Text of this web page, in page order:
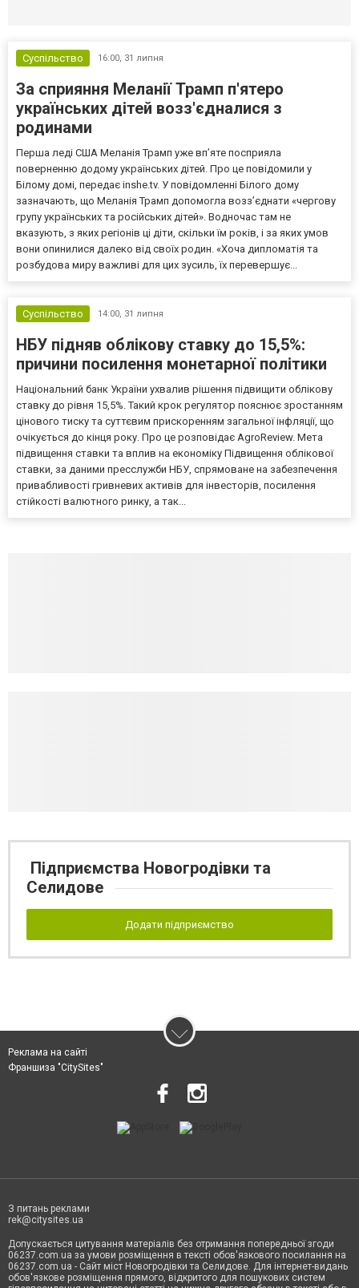
Суспільство 16:00, 31 липня
За сприяння Меланії Трамп п'ятеро
українських дітей возз'єдналися з
родинами
Перша леді США Меланія Трамп уже впʼяте посприяла
поверненню додому українських дітей. Про це повідомили у
Білому домі, передає inshe.tv. У повідомленні Білого дому
зазначають, що Меланія Трамп допомогла возз’єднати «чергову
групу українських та російських дітей». Водночас там не
вказують, з яких регіонів ці діти, скільки їм років, і за яких умов
вони опинилися далеко від своїх родин. «Хоча дипломатія та
розбудова миру важливі для цих зусиль, їх перевершує...
Суспільство 14:00, 31 липня
НБУ підняв облікову ставку до 15,5%:
причини посилення монетарної політики
Національний банк України ухвалив рішення підвищити облікову
ставку до рівня 15,5%. Такий крок регулятор пояснює зростанням
цінового тиску та суттєвим прискоренням загальної інфляції, що
очікується до кінця року. Про це розповідає AgroReview. Мета
підвищення ставки та вплив на економіку Підвищення облікової
ставки, за даними пресслужби НБУ, спрямоване на забезпечення
привабливості гривневих активів для інвесторів, посилення
стійкості валютного ринку, а так...
Підприємства Новогродівки та
Селидове
Додати підприємство
Реклама на сайті
Франшиза "CitySites"
З питань реклами
rek@citysites.ua
Допускається цитування матеріалів без отримання попередньої згоди
06237.com.ua за умови розміщення в тексті обов'язкового посилання на
06237.com.ua - Сайт міст Новогродівки та Селидове. Для інтернет-видань
обов'язкове розміщення прямого, відкритого для пошукових систем